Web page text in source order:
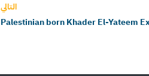
التالي
Palestinian born Khader El-Yateem